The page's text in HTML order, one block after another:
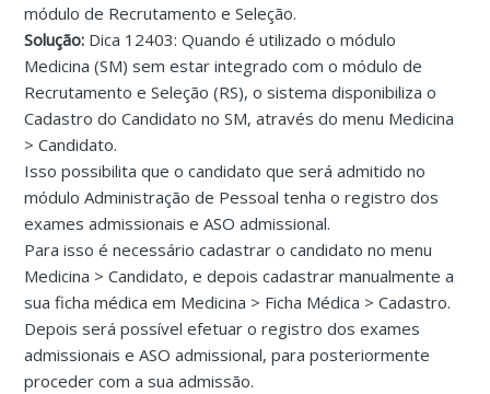
módulo de Recrutamento e Seleção.
Solução: Dica 12403: Quando é utilizado o módulo
Medicina (SM) sem estar integrado com o módulo de
Recrutamento e Seleção (RS), o sistema disponibiliza o
Cadastro do Candidato no SM, através do menu Medicina
> Candidato.
Isso possibilita que o candidato que será admitido no
módulo Administração de Pessoal tenha o registro dos
exames admissionais e ASO admissional.
Para isso é necessário cadastrar o candidato no menu
Medicina > Candidato, e depois cadastrar manualmente a
sua ficha médica em Medicina > Ficha Médica > Cadastro.
Depois será possível efetuar o registro dos exames
admissionais e ASO admissional, para posteriormente
proceder com a sua admissão.